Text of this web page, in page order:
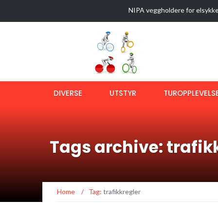
Latest News
NIPA veggholdere for
Sykkeltur i Østmarka (video)
Ny bok om langtursykling
OptiShokz Revvez solbriller
DIVERSE UTSTYR
Tags archive:
Home / Tag: trafikkregler